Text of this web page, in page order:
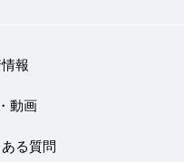
報
動画
る質問